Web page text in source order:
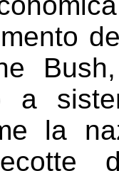
a
la